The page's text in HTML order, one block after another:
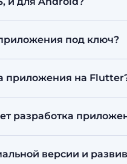
приложение
под ключ?
приложения на
сложности
разработка
версии и